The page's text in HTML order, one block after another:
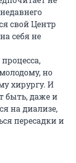
свой Центр
себя не
но
хирургу. И
быть, даже и
на диализе,
пересадки и